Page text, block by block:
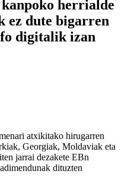
herrialde
ez dute bigarren
digitalik izan
atxikitako hirugarren
Georgiak, Moldaviak eta
jarrai dezakete EBn
dituzten